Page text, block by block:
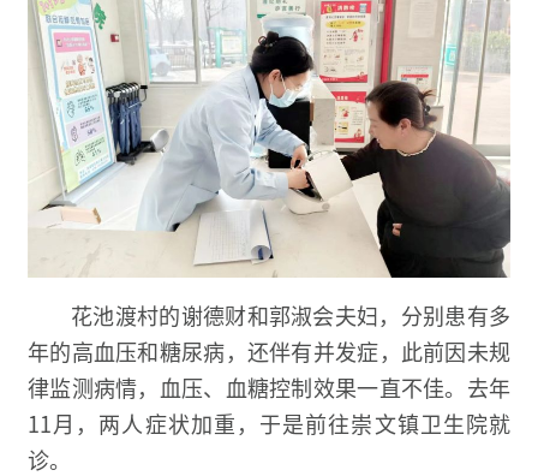
花池渡村的谢德财和郭淑会夫妇，分别患有多
年的高血压和糖尿病，还伴有并发症，此前因未规
律监测病情，血压、血糖控制效果一直不佳。去年
11月，两人症状加重，于是前往崇文镇卫生院就
诊。